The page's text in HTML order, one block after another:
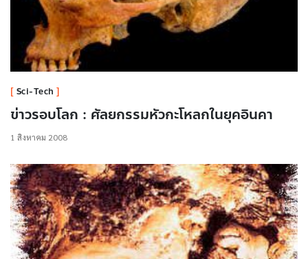
Sci-Tech
ข่าวรอบโลก : ศัลยกรรมหัวกะโหลกในยุคอินคา
1 สิงหาคม 2008